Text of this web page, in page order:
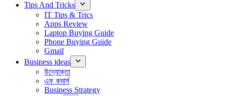
Tips And Tricks
IT Tips & Trics
Apps Review
Laptop Buying Guide
Phone Buying Guide
Gmail
Business ideas
উদ্যোক্তা
এফ কমার্স
Business Strategy